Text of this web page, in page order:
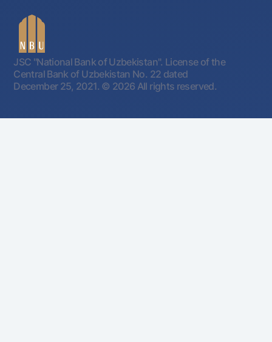
JSC "National Bank of Uzbekistan". License of the
Central Bank of Uzbekistan No. 22 dated
December 25, 2021. © 2026 All rights reserved.